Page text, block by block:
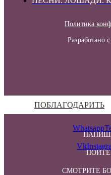
Политика
Разработано
ПОБЛАГОДАРИТЬ
Whatsapp
Vk
СМОТРИТЕ